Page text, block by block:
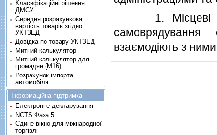
1. Мiсцевi
взаємодiють з
Класифікаційні рішення
ДМСУ
Середня розрахункова
вартість товарів згідно
УКТЗЕД
Довідка по товару УКТЗЕД
Митний калькулятор
Митний калькулятор для
громадян (М16)
Розрахунок імпорта
автомобіля
Інформаційна підтримка
Електронне декларування
NCTS Фаза 5
Єдине вікно для міжнародної
торгівлі